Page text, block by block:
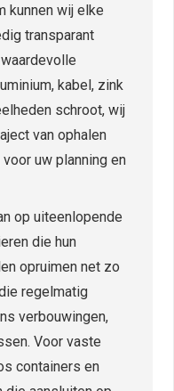
kunnen wij elke
transparant
kabel, zink
schroot, wij
van ophalen
uw planning en
op uiteenlopende
die hun
opruimen net zo
regelmatig
verbouwingen,
Voor vaste
containers en